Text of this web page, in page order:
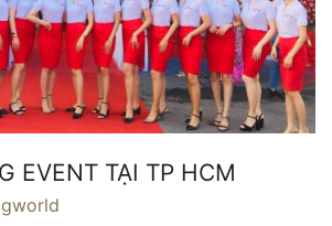
EVENT TẠI TP HCM